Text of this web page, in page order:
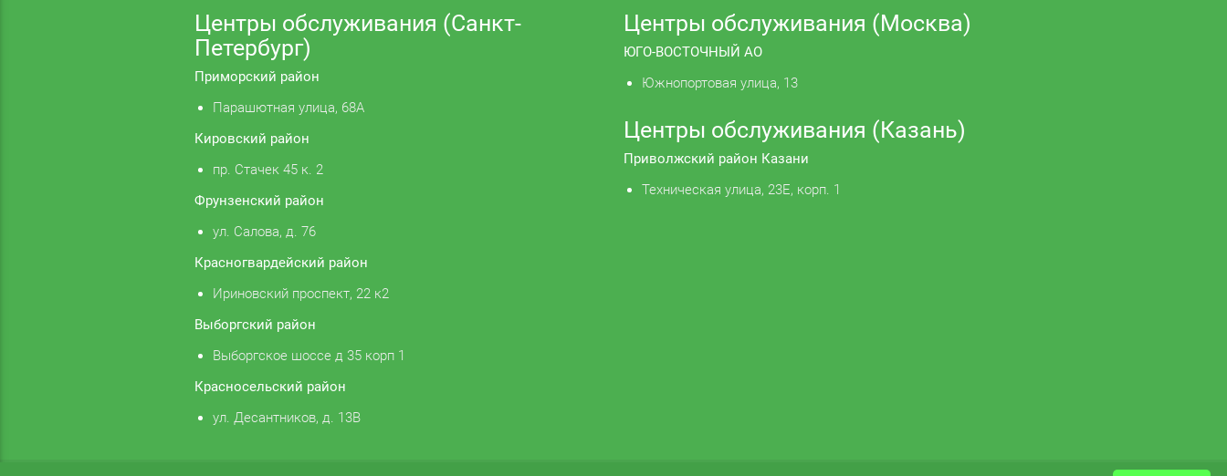
Центры обслуживания (Санкт-
Петербург)
Приморский район
Парашютная улица, 68А
Кировский район
пр. Стачек 45 к. 2
Фрунзенский район
ул. Салова, д. 76
Красногвардейский район
Ириновский проспект, 22 к2
Выборгский район
Выборгское шоссе д 35 корп 1
Красносельский район
ул. Десантников, д. 13В
Центры обслуживания (Москва)
ЮГО-ВОСТОЧНЫЙ АО
Южнопортовая улица, 13
Центры обслуживания (Казань)
Приволжский район Казани
Техническая улица, 23Е, корп. 1